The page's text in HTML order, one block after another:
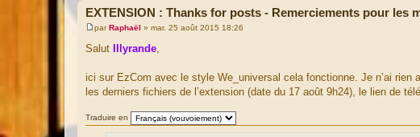
EXTENSION : Thanks for posts - Remerciements pour les
e
s
a
g
e
par Raphaël » mar. 25 août 2015 18:26
Salut Illyrande,
ici sur EzCom avec le style We_universal cela fonctionne. Je n’ai rien
les derniers fichiers de l’extension (date du 17 août 9h24), le lien de
Traduire en